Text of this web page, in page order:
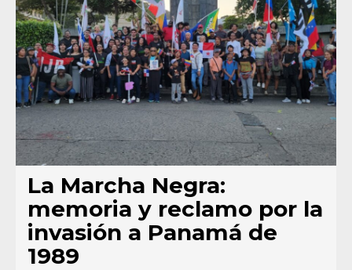
La Marcha Negra:
memoria y reclamo por la
invasión a Panamá de
1989